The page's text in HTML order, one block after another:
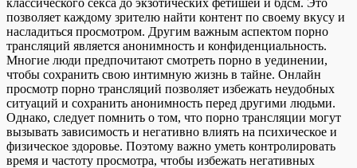
позволяет каждому зрителю найти контент по своему вкусу и
насладиться просмотром. Другим важным аспектом порно
трансляций является анонимность и конфиденциальность.
Многие люди предпочитают смотреть порно в уединении,
чтобы сохранить свою интимную жизнь в тайне. Онлайн
просмотр порно трансляций позволяет избежать неудобных
ситуаций и сохранить анонимность перед другими людьми.
Однако, следует помнить о том, что порно трансляции могут
вызывать зависимость и негативно влиять на психическое и
физическое здоровье. Поэтому важно уметь контролировать
время и частоту просмотра, чтобы избежать негативных